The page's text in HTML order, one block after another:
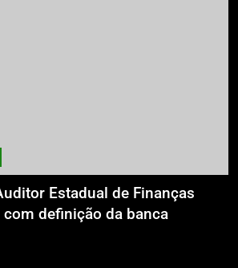
Estadual de Finanças
com definição da banca